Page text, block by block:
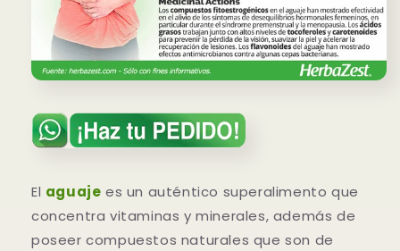
El aguaje es un auténtico superalimento que
concentra vitaminas y minerales, además de
poseer compuestos naturales que son de